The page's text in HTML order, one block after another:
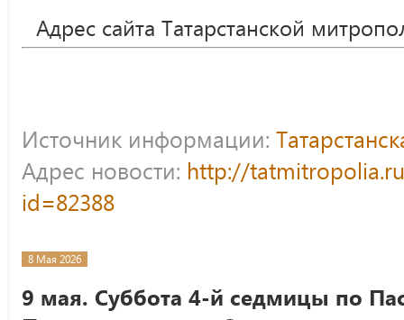
Адрес сайта Татарстанской
Источник информации:
Адрес новости: http://
id=82388
8 Мая 2026
9 мая. Суббота 4-й седмицы по